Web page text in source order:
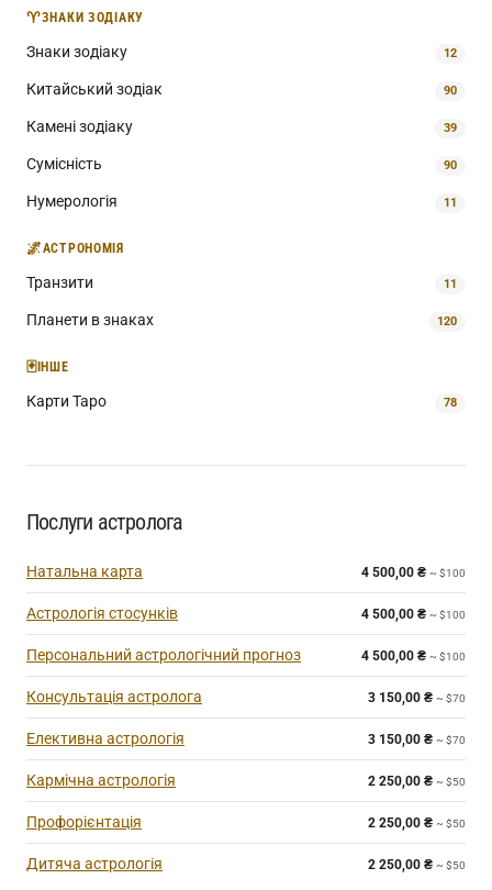
♈ЗНАКИ ЗОДІАКУ
Знаки зодіаку 12
Китайський зодіак 90
Камені зодіаку 39
Сумісність 90
Нумерологія 11
🌌АСТРОНОМІЯ
Транзити 11
Планети в знаках 120
🃏ІНШЕ
Карти Таро 78
Послуги астролога
Натальна карта 4 500,00 ₴ ~ $100
Астрологія стосунків 4 500,00 ₴ ~ $100
Персональний астрологічний прогноз 4 500,00 ₴ ~ $100
Консультація астролога 3 150,00 ₴ ~ $70
Елективна астрологія 3 150,00 ₴ ~ $70
Кармічна астрологія 2 250,00 ₴ ~ $50
Профорієнтація 2 250,00 ₴ ~ $50
Дитяча астрологія 2 250,00 ₴ ~ $50